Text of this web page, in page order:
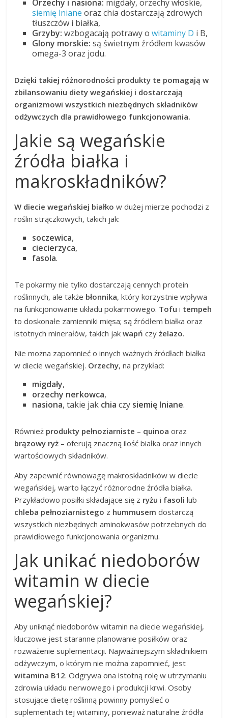
Orzechy i nasiona: migdały, orzechy włoskie,
siemię lniane oraz chia dostarczają zdrowych
tłuszczów i białka,
Grzyby: wzbogacają potrawy owitaminy D i B,
Glony morskie: są świetnym źródłem kwasów
omega-3 oraz jodu.
Dzięki takiej różnorodności produkty te pomagają w
zbilansowaniu diety wegańskiej i dostarczają
organizmowi wszystkich niezbędnych składników
odżywczych dla prawidłowego funkcjonowania.
Jakie są wegańskie
źródła białka i
makroskładników?
W diecie wegańskiej białko w dużej mierze pochodzi z
roślin strączkowych, takich jak:
soczewica,
ciecierzyca,
fasola.
Te pokarmy nie tylko dostarczają cennych protein
roślinnych, ale także błonnika, który korzystnie wpływa
na funkcjonowanie układu pokarmowego. Tofu i tempeh
to doskonałe zamienniki mięsa; są źródłem białka oraz
istotnych minerałów, takich jakwapń czyżelazo.
Nie można zapomnieć o innych ważnych źródłach białka
w diecie wegańskiej. Orzechy, na przykład:
migdały,
orzechy nerkowca,
nasiona, takie jak chia czy siemię lniane.
Również produkty pełnoziarniste – quinoa oraz
brązowy ryż – oferują znaczną ilość białka oraz innych
wartościowych składników.
Aby zapewnić równowagę makroskładników w diecie
wegańskiej, warto łączyć różnorodne źródła białka.
Przykładowo posiłki składające się z ryżu i fasoli lub
chleba pełnoziarnistego z hummusem dostarczą
wszystkich niezbędnych aminokwasów potrzebnych do
prawidłowego funkcjonowania organizmu.
Jak unikać niedoborów
witamin w diecie
wegańskiej?
Aby uniknąć niedoborów witamin na diecie wegańskiej,
kluczowe jest staranne planowanie posiłków oraz
rozważenie suplementacji. Najważniejszym składnikiem
odżywczym, o którym nie można zapomnieć, jest
witamina B12. Odgrywa ona istotną rolę w utrzymaniu
zdrowia układu nerwowego i produkcji krwi. Osoby
stosujące dietę roślinną powinny pomyśleć o
suplementach tej witaminy, ponieważ naturalne źródła